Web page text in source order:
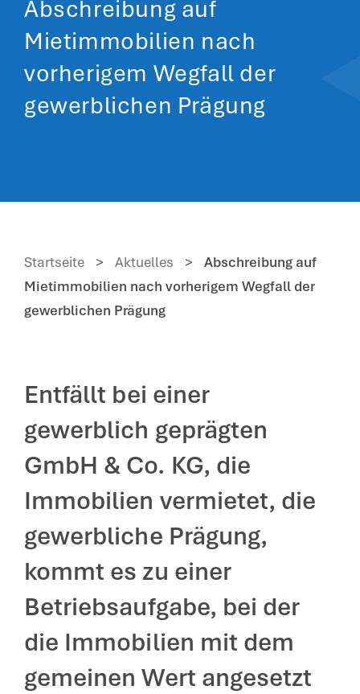
Abschreibung auf
Mietimmobilien nach
vorherigem Wegfall der
gewerblichen Prägung
Startseite > Aktuelles >
Abschreibung auf
Mietimmobilien nach vorherigem Wegfall der
gewerblichen Prägung
Entfällt bei einer
gewerblich geprägten
GmbH & Co. KG, die
Immobilien vermietet, die
gewerbliche Prägung,
kommt es zu einer
Betriebsaufgabe, bei der
die Immobilien mit dem
gemeinen Wert angesetzt